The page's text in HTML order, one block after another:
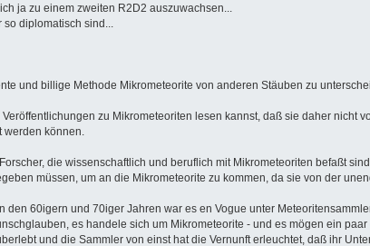
ja zu einem zweiten R2D2 auszuwachsen...
diplomatisch sind...
und billige Methode Mikrometeorite von anderen Stäuben zu
zu Mikrometeoriten lesen kannst, daß sie daher nicht
können.
die wissenschaftlich und beruflich mit Mikrometeoriten befaßt
müssen, um an die Mikrometeorite zu kommen, da sie von der
den 60igern und 70iger Jahren war es en Vogue unter
es handele sich um Mikrometeorite - und es mögen ein
und die Sammler von einst hat die Vernunft erleuchtet, daß ihr